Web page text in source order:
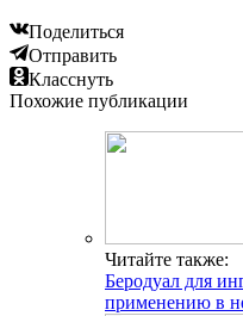
Поделиться
Отправить
Класснуть
Похожие публикации
Читайте также:
Беродуал для
применению в